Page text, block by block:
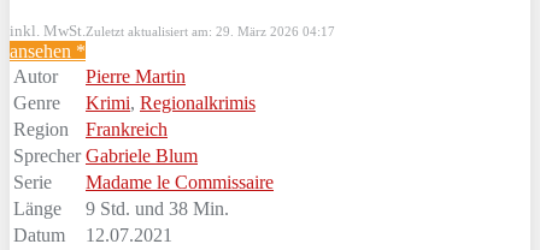
inkl. MwSt. Zuletzt aktualisiert am: 29. März 2026 04:17
ansehen *
Autor
Pierre Martin
Genre
Krimi, Regionalkrimis
Region
Frankreich
Sprecher Gabriele Blum
Serie
Madame le Commissaire
Länge
9 Std. und 38 Min.
Datum
12.07.2021